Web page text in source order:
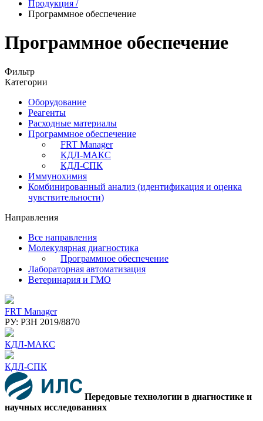
Продукция /
Программное обеспечение
Программное обеспечение
Фильтр
Категории
Оборудование
Реагенты
Расходные материалы
Программное обеспечение
FRT Manager
КДЛ-МАКС
КДЛ-СПК
Иммунохимия
Комбинированный анализ (идентификация и оценка
чувствительности)
Направления
Все направления
Молекулярная диагностика
Программное обеспечение
Лабораторная автоматизация
Ветеринария и ГМО
FRT Manager
РУ: РЗН 2019/8870
КДЛ-МАКС
КДЛ-СПК
Передовые технологии в диагностике и
научных исследованиях